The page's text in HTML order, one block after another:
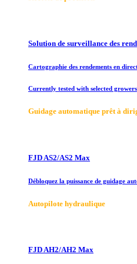
Solution de surveillance des
Cartographie des rendements en
Currently tested with selected growers
Guidage automatique prêt à
FJD AS2/AS2 Max
Débloquez la puissance de guidage
Autopilote hydraulique
FJD AH2/AH2 Max